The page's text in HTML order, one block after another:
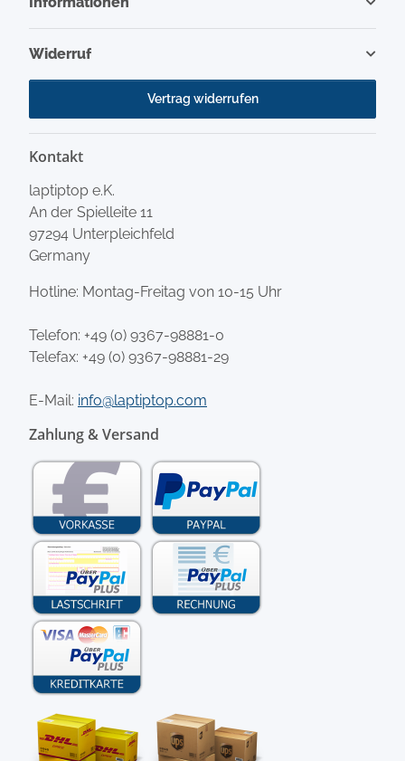
Widerruf
Vertrag widerrufen
Kontakt
laptiptop e.K.
An der Spielleite 11
97294 Unterpleichfeld
Germany
Hotline: Montag-Freitag von 10-15 Uhr
Telefon: +49 (0) 9367-98881-0
Telefax: +49 (0) 9367-98881-29
E-Mail: info@laptiptop.com
Zahlung & Versand